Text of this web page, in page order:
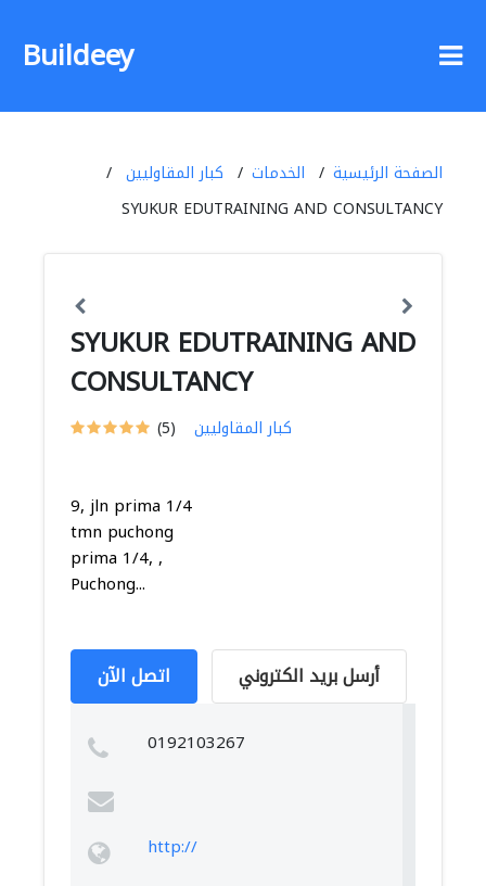
Buildeey
الصفحة الرئيسية الخدمات
كبار المقاوليين
SYUKUR EDUTRAINING AND CONSULTANCY
SYUKUR EDUTRAINING AND
CONSULTANCY
(5) كبار المقاوليين
9, jln prima 1/4
tmn puchong
prima 1/4, ,
Puchong...
اتصل الآن أرسل بريد الكتروني
0192103267
http://